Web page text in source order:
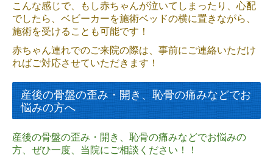
こんな感じで、もし赤ちゃんが泣いてしまったり、心配
でしたら、ベビーカーを施術ベッドの横に置きながら、
施術を受けることも可能です！
赤ちゃん連れでのご来院の際は、事前にご連絡いただけ
ればご対応させていただきます！
産後の骨盤の歪み・開き、恥骨の痛みなどでお
悩みの方へ
産後の骨盤の歪み・開き、恥骨の痛みなどでお悩みの
方、ぜひ一度、当院にご相談ください！！